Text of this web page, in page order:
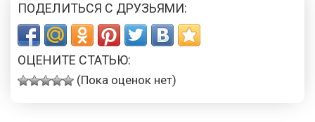
ПОДЕЛИТЬСЯ С ДРУЗЬЯМИ:
ОЦЕНИТЕ СТАТЬЮ:
(Пока оценок нет)